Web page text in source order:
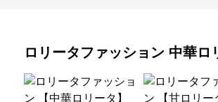
ロリータファッション 中華ロ